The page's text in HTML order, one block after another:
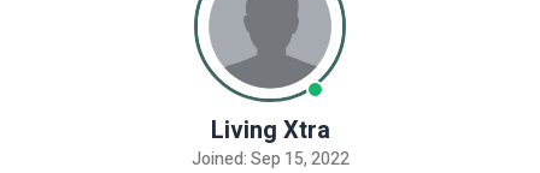
Living Xtra
Joined: Sep 15, 2022